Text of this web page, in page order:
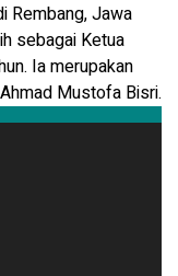
Rembang, Jawa
sebagai Ketua
Ia merupakan
Mustofa Bisri.